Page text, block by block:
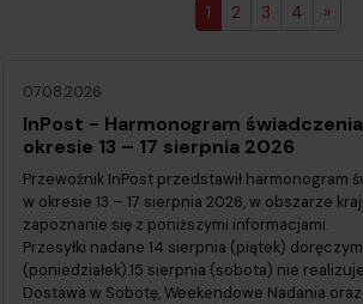
1 2 3 4 »
07.08.2026
InPost - Harmonogram
okresie 13 – 17 sierpnia 2026
Przewoźnik InPost przedstawił harmonogram
w okresie 13 – 17 sierpnia 2026, w obszarze
zapoznanie się z poniższymi informacjami.
Przesyłki nadane 14 sierpnia (piątek)
(poniedziałek).15 sierpnia (sobota) nie
Dostawa w Sobotę, Weekendowe Nadania